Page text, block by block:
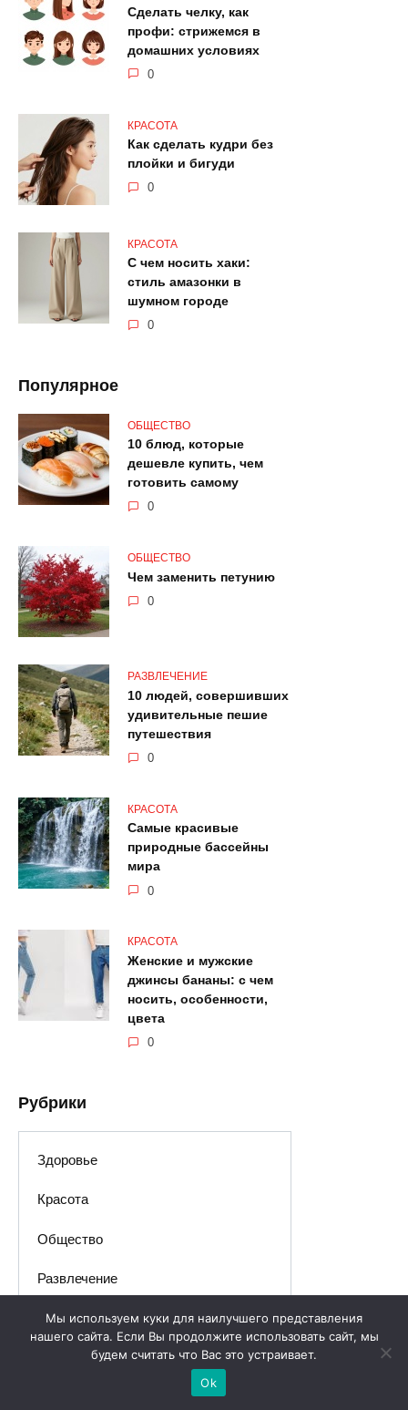
Сделать челку, как
профи: стрижемся в
домашних условиях
0
КРАСОТА
Как сделать кудри без
плойки и бигуди
0
КРАСОТА
С чем носить хаки:
стиль амазонки в
шумном городе
0
Популярное
ОБЩЕСТВО
10 блюд, которые
дешевле купить, чем
готовить самому
0
ОБЩЕСТВО
Чем заменить петунию
0
РАЗВЛЕЧЕНИЕ
10 людей, совершивших
удивительные пешие
путешествия
0
КРАСОТА
Самые красивые
природные бассейны
мира
0
КРАСОТА
Женские и мужские
джинсы бананы: с чем
носить, особенности,
цвета
0
Рубрики
Здоровье
Красота
Общество
Развлечение
Разное
Вам также может понравиться
Мы используем куки для наилучшего представления
нашего сайта. Если Вы продолжите использовать сайт, мы
будем считать что Вас это устраивает.
Ok